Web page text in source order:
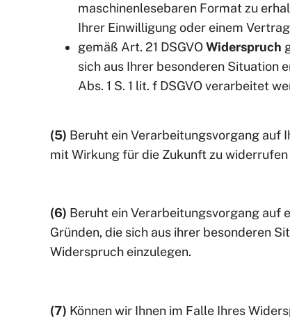
maschinenlesebaren Format zu
Ihrer Einwilligung oder einem
gemäß Art. 21 DSGVOWiderspruch
sich aus Ihrer besonderen Situation
Abs. 1 S. 1 lit. f DSGVO verarbeitet
(5) Beruht ein Verarbeitungsvorgang auf
mit Wirkung für die Zukunft zu widerrufen
(6) Beruht ein Verarbeitungsvorgang auf
Gründen, die sich aus ihrer besonderen
Widerspruch einzulegen.
(7) Können wir Ihnen im Falle Ihres